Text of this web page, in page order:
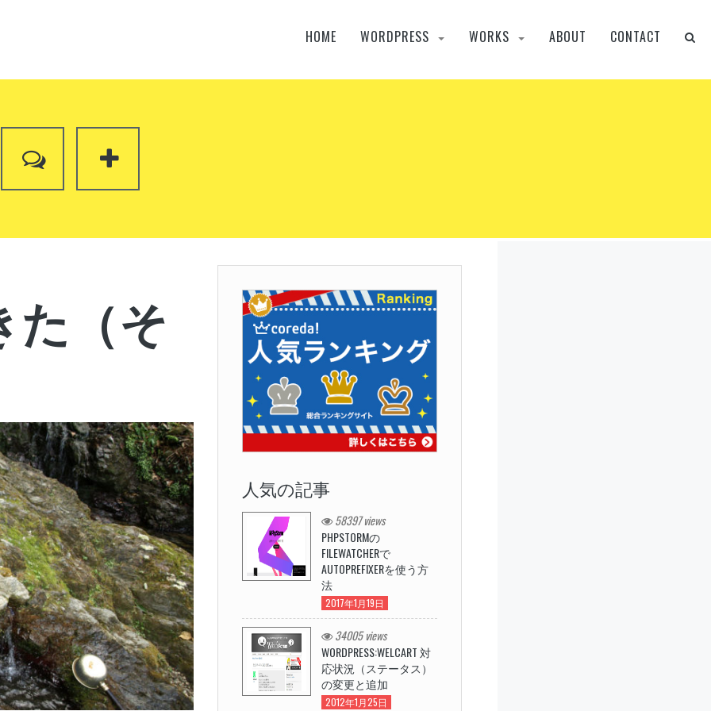
HOME WORDPRESS WORKS ABOUT CONTACT
た（そ
人気の記事
58397 views
PHPSTORMの
FILEWATCHERで
AUTOPREFIXERを使う方
法
2017年1月19日
34005 views
WORDPRESS:WELCART 対
応状況（ステータス）
の変更と追加
2012年1月25日